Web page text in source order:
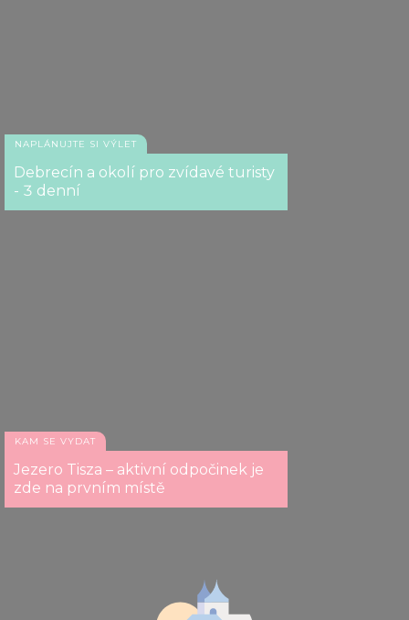
NAPLÁNUJTE SI VÝLET
Debrecín a okolí pro zvídavé turisty
- 3 denní
KAM SE VYDAT
Jezero Tisza – aktivní odpočinek je
zde na prvním místě